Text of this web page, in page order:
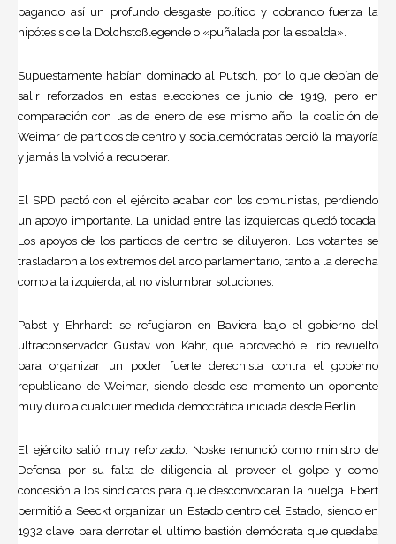
pagando así un profundo desgaste político y cobrando fuerza la
hipótesis de la Dolchstoßlegende o «puñalada por la espalda».
Supuestamente habían dominado al Putsch, por lo que debían de
salir reforzados en estas elecciones de junio de 1919, pero en
comparación con las de enero de ese mismo año, la coalición de
Weimar de partidos de centro y socialdemócratas perdió la mayoría
y jamás la volvió a recuperar.
El SPD pactó con el ejército acabar con los comunistas, perdiendo
un apoyo importante. La unidad entre las izquierdas quedó tocada.
Los apoyos de los partidos de centro se diluyeron. Los votantes se
trasladaron a los extremos del arco parlamentario, tanto a la derecha
como a la izquierda, al no vislumbrar soluciones.
Pabst y Ehrhardt se refugiaron en Baviera bajo el gobierno del
ultraconservador Gustav von Kahr, que aprovechó el río revuelto
para organizar un poder fuerte derechista contra el gobierno
republicano de Weimar, siendo desde ese momento un oponente
muy duro a cualquier medida democrática iniciada desde Berlín.
El ejército salió muy reforzado. Noske renunció como ministro de
Defensa por su falta de diligencia al proveer el golpe y como
concesión a los sindicatos para que desconvocaran la huelga. Ebert
permitió a Seeckt organizar un Estado dentro del Estado, siendo en
1932 clave para derrotar el ultimo bastión demócrata que quedaba